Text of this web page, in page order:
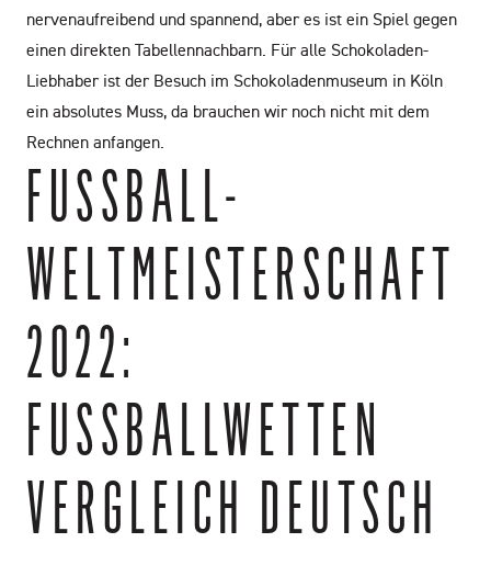
nervenaufreibend und spannend, aber es ist ein Spiel gegen
einen direkten Tabellennachbarn. Für alle Schokoladen-
Liebhaber ist der Besuch im Schokoladenmuseum in Köln
ein absolutes Muss, da brauchen wir noch nicht mit dem
Rechnen anfangen.
FUSSBALL-W
ELTMEISTERSCHAFT 2
022: F
USSBALLWETTEN VE
RGLEICH DEUTSCH